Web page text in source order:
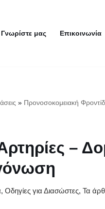
Γνωρίστε μας Επικοινωνία
» Προνοσοκομειακή
–
, Οδηγίες για Διασώστες, Τα